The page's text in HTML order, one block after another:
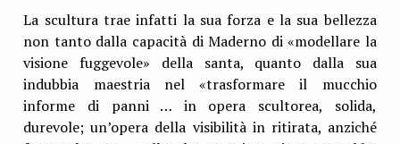
La scultura trae infatti la sua forza e la sua bellezza
non tanto dalla capacità di Maderno di «modellare la
visione fuggevole» della santa, quanto dalla sua
indubbia maestria nel «trasformare il mucchio
informe di panni … in opera scultorea, solida,
durevole; un’opera della visibilità in ritirata, anziché